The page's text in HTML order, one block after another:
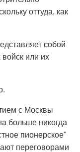
оттуда, как
собой
или их
с Москвы
больше никогда
пионерское"
переговорами